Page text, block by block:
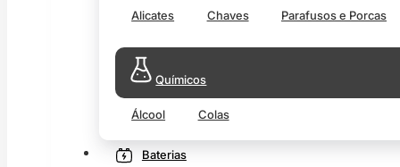
Alicates Chaves Parafusos e Porcas
Químicos
Álcool Colas
Baterias